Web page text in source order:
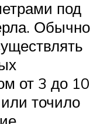
под
Обычно
от 3 до 10
точило